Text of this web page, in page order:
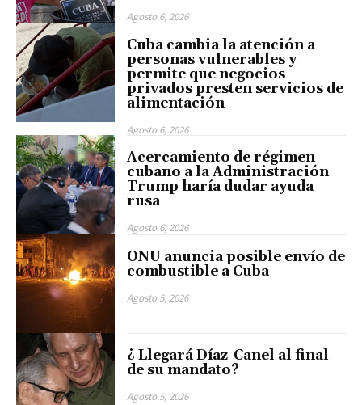
Agosto 6, 2026
Cuba cambia la atención a
personas vulnerables y
permite que negocios
privados presten servicios de
alimentación
Agosto 6, 2026
Acercamiento de régimen
cubano a la Administración
Trump haría dudar ayuda
rusa
Agosto 6, 2026
ONU anuncia posible envío de
combustible a Cuba
Agosto 5, 2026
¿ Llegará Díaz-Canel al final
de su mandato?
Agosto 5, 2026